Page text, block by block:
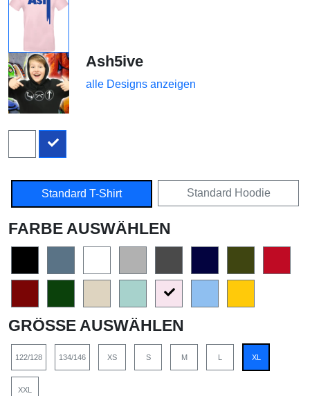
Ash5ive
alle Designs anzeigen
Standard T-Shirt Standard Hoodie
FARBE AUSWÄHLEN
GRÖSSE AUSWÄHLEN
122/128 134/146 XS S M L XL
XXL